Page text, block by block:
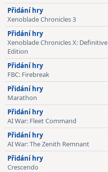
Přidání hry
Xenoblade Chronicles 3
Přidání hry
Xenoblade Chronicles X: Definitive
Edition
Přidání hry
FBC: Firebreak
Přidání hry
Marathon
Přidání hry
AI War: Fleet Command
Přidání hry
AI War: The Zenith Remnant
Přidání hry
Crescendo